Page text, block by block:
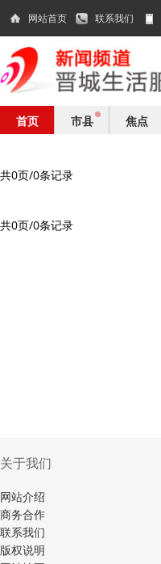
网站首页 联系我们
首页 市县 焦点
共0页/0条记录
共0页/0条记录
关于我们
网站介绍
商务合作
联系我们
版权说明